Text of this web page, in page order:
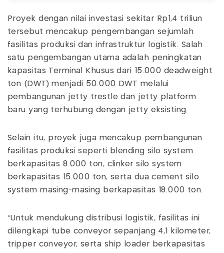
Proyek dengan nilai investasi sekitar Rp1,4 triliun
tersebut mencakup pengembangan sejumlah
fasilitas produksi dan infrastruktur logistik. Salah
satu pengembangan utama adalah peningkatan
kapasitas Terminal Khusus dari 15.000 deadweight
ton (DWT) menjadi 50.000 DWT melalui
pembangunan jetty trestle dan jetty platform
baru yang terhubung dengan jetty eksisting.
Selain itu, proyek juga mencakup pembangunan
fasilitas produksi seperti blending silo system
berkapasitas 8.000 ton, clinker silo system
berkapasitas 15.000 ton, serta dua cement silo
system masing-masing berkapasitas 18.000 ton.
"Untuk mendukung distribusi logistik, fasilitas ini
dilengkapi tube conveyor sepanjang 4,1 kilometer,
tripper conveyor, serta ship loader berkapasitas